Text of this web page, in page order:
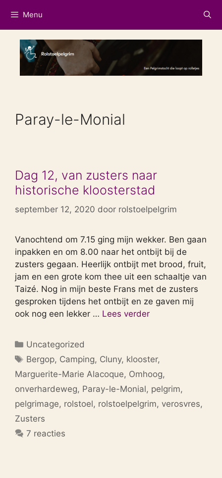
naar
de
inhoud
Menu
Paray-le-Monial
Dag 12, van zusters naar
historische kloosterstad
september 12, 2020 door rolstoelpelgrim
Vanochtend om 7.15 ging mijn wekker. Ben gaan
inpakken en om 8.00 naar het ontbijt bij de
zusters gegaan. Heerlijk ontbijt met brood, fruit,
jam en een grote kom thee uit een schaaltje van
Taizé. Nog in mijn beste Frans met de zusters
gesproken tijdens het ontbijt en ze gaven mij
ook nog een lekker … Lees verder
Categorieën
Uncategorized
Tags
Bergop, Camping, Cluny, klooster,
Marguerite-Marie Alacoque, Omhoog,
onverhardeweg, Paray-le-Monial, pelgrim,
pelgrimage, rolstoel, rolstoelpelgrim, verosvres,
Zusters
7 reacties